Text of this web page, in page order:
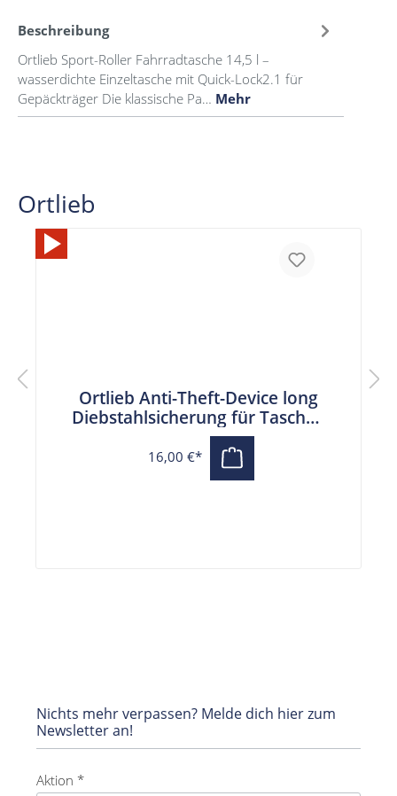
Beschreibung
Ortlieb Sport-Roller Fahrradtasche 14,5 l –
wasserdichte Einzeltasche mit Quick-Lock2.1 für
Gepäckträger Die klassische Pa… Mehr
Ortlieb
Ortlieb Anti-Theft-Device long
Diebstahlsicherung für Taschen
(25 cm)
16,00 €*
Nichts mehr verpassen? Melde dich hier zum
Newsletter an!
Aktion *